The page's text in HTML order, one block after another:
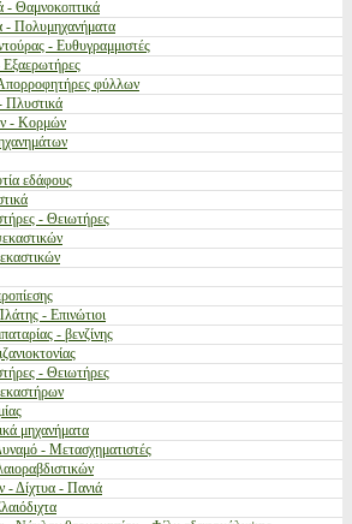
- Θαμνοκοπτικά
- Πολυμηχανήματα
- Ευθυγραμμιστές
φύλλων
Πλυστικά
- Κορμών
εδάφους
- Θειωτήρες
- Επινώτιοι
- βενζίνης
- Θειωτήρες
μηχανήματα
- Μετασχηματιστές
Δίχτυα - Πανιά